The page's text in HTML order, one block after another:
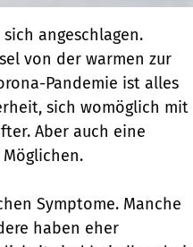
angeschlagen.
von der warmen zur
Pandemie ist alles
sich womöglich mit
Aber auch eine
Symptome. Manche
haben eher